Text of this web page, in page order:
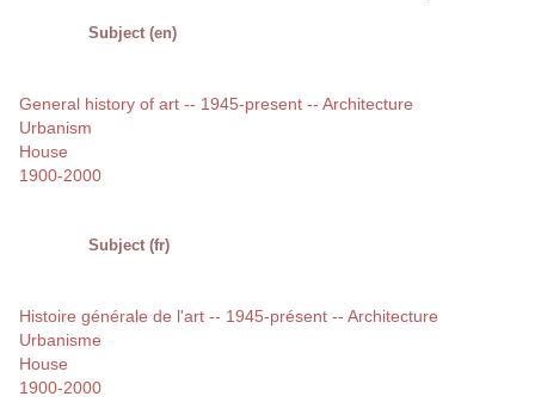
Subject (en)
General history of art -- 1945-present -- Architecture
Urbanism
House
1900-2000
Subject (fr)
Histoire générale de l'art -- 1945-présent -- Architecture
Urbanisme
House
1900-2000